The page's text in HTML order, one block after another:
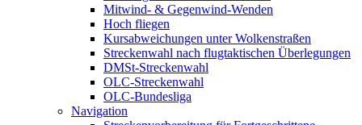
Mitwind- & Gegenwind-Wenden
Hoch fliegen
Kursabweichungen unter Wolkenstraßen
Streckenwahl nach flugtaktischen Überlegungen
DMSt-Streckenwahl
OLC-Streckenwahl
OLC-Bundesliga
Navigation